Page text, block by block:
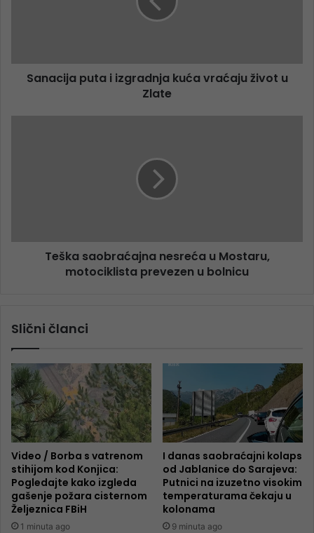
Sanacija puta i izgradnja kuća vraćaju život u
Zlate
Teška saobraćajna nesreća u Mostaru,
motociklista prevezen u bolnicu
Slični članci
Video / Borba s vatrenom
stihijom kod Konjica:
Pogledajte kako izgleda
gašenje požara cisternom
Željeznica FBiH
1 minuta ago
I danas saobraćajni kolaps
od Jablanice do Sarajeva:
Putnici na izuzetno visokim
temperaturama čekaju u
kolonama
9 minuta ago